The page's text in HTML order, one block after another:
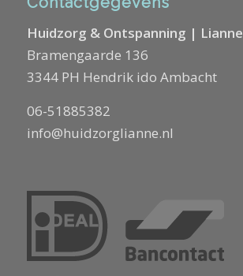
Huidzorg & Ontspanning | Lianne
Bramengaarde 136
3344 PH Hendrik ido Ambacht
06-51885382
info@huidzorglianne.nl